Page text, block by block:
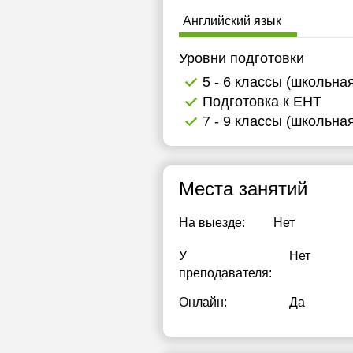
Английский язык
Уровни подготовки
5 - 6 классы
Подготовка к ЕНТ
7 - 9 классы
Места занятий
На выезде: Нет
У
преподавателя:
Нет
Онлайн: Да